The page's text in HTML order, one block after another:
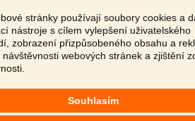
stránky používají soubory cookies a
nástroje s cílem vylepšení uživatelského
zobrazení přizpůsobeného obsahu a
návštěvnosti webových stránek a zjištění
Souhlasím